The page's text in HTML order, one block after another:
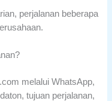
perjalanan beberapa
melalui WhatsApp,
tujuan perjalanan,